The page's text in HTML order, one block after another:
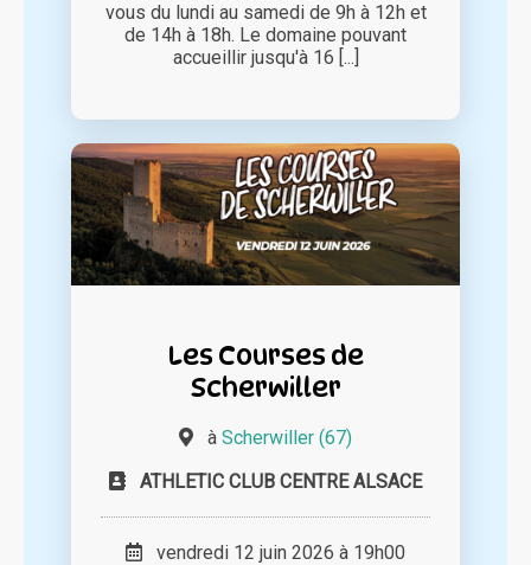
vous du lundi au samedi de 9h à 12h et
de 14h à 18h. Le domaine pouvant
accueillir jusqu'à 16 [...]
Les Courses de
Scherwiller
à Scherwiller (67)
ATHLETIC CLUB CENTRE ALSACE
vendredi 12 juin 2026 à 19h00